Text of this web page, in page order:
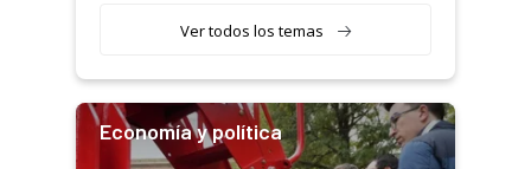
Ver todos los temas
Economía y política